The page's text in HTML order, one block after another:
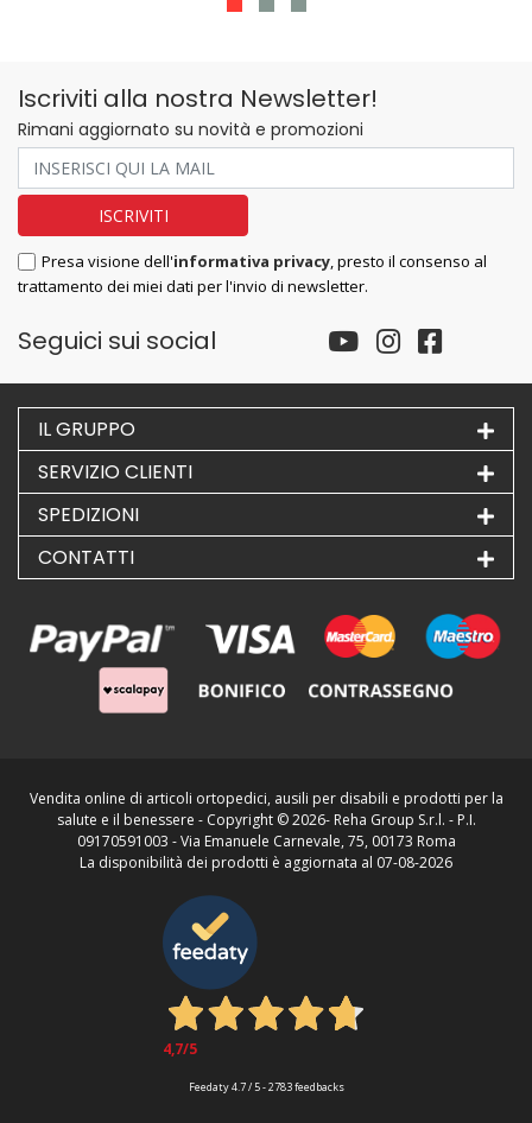
Iscriviti alla nostra Newsletter!
Rimani aggiornato su novità e promozioni
Presa visione dell'informativa privacy , presto il consenso al
trattamento dei miei dati per l'invio di newsletter.
Seguici sui social
IL GRUPPO
SERVIZIO CLIENTI
SPEDIZIONI
CONTATTI
Vendita online di articoli ortopedici, ausili per disabili e prodotti per la
salute e il benessere - Copyright ©2026- Reha Group S.r.l. - P.I.
09170591003 - Via Emanuele Carnevale, 75, 00173 Roma
La disponibilità dei prodotti è aggiornata al 07-08-2026
4,7/5
Feedaty4.7/ 5-2783feedbacks